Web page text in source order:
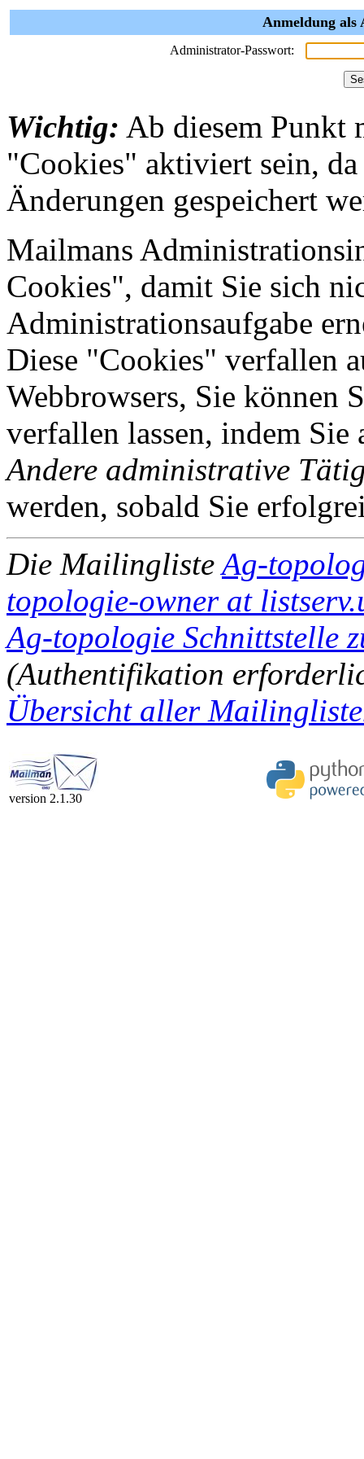
Anmeldung als
Administrator-Passwort:
Wichtig: Ab diesem Punkt
"Cookies" aktiviert sein,
Änderungen gespeichert
Mailmans
Cookies", damit Sie sich
Administrationsaufgabe
Diese "Cookies" verfallen
Webbrowsers, Sie können
verfallen lassen, indem
Andere administrative
werden, sobald Sie
Die MailinglisteAg-
topologie-owner at
Ag-topologie Schnittstelle
(Authentifikation
Übersicht aller
version 2.1.30